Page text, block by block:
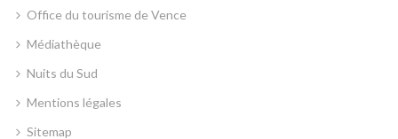
Office du tourisme de Vence
Médiathèque
Nuits du Sud
Mentions légales
Sitemap